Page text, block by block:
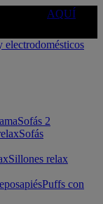
AQUÍ
Sofás 2
Sofás
Sillones relax
Puffs con